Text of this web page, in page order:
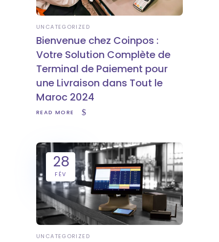
UNCATEGORIZED
Bienvenue chez Coinpos :
Votre Solution Complète de
Terminal de Paiement pour
une Livraison dans Tout le
Maroc 2024
READ MORE
28
FÉV
UNCATEGORIZED